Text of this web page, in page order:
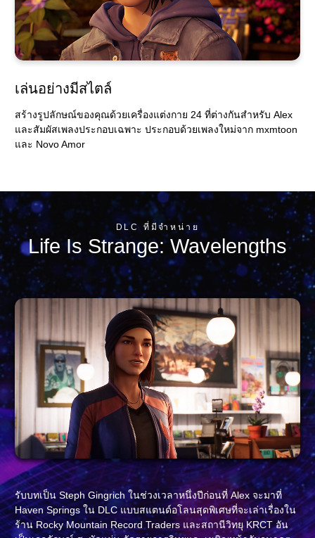
เล่นอย่างมีสไตล์
สร้างรูปลักษณ์ของคุณด้วยเครื่องแต่งกาย 24 ที่ต่างกันสำหรับ Alex
และสัมผัสเพลงประกอบเฉพาะ ประกอบด้วยเพลงใหม่จาก mxmtoon
และ Novo Amor
DLC ที่มีจำหน่าย
Life Is Strange: Wavelengths
รับบทเป็น Steph Gingrich ในช่วงเวลาหนึ่งปีก่อนที่ Alex จะมาที่
Haven Springs ใน DLC แบบสแตนด์อโลนสุดพิเศษที่จะเล่าเรื่องใน
ร้าน Rocky Mountain Record Traders และสถานีวิทยุ KRCT อัน